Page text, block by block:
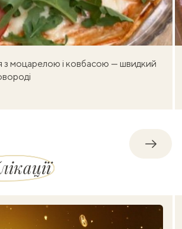
з моцарелою і ковбасою — швидкий